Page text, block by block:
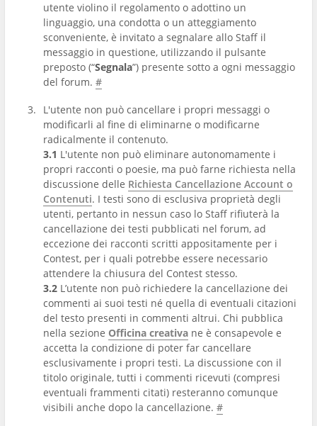
utente violino il regolamento o adottino un
linguaggio, una condotta o un atteggiamento
sconveniente, è invitato a segnalare allo Staff il
messaggio in questione, utilizzando il pulsante
preposto (“Segnala”) presente sotto a ogni messaggio
del forum. #
L'utente non può cancellare i propri messaggi o
modificarli al fine di eliminarne o modificarne
radicalmente il contenuto.
3.1 L'utente non può eliminare autonomamente i
propri racconti o poesie, ma può farne richiesta nella
discussione delle Richiesta Cancellazione Account o
Contenuti. I testi sono di esclusiva proprietà degli
utenti, pertanto in nessun caso lo Staff rifiuterà la
cancellazione dei testi pubblicati nel forum, ad
eccezione dei racconti scritti appositamente per i
Contest, per i quali potrebbe essere necessario
attendere la chiusura del Contest stesso.
3.2 L’utente non può richiedere la cancellazione dei
commenti ai suoi testi né quella di eventuali citazioni
del testo presenti in commenti altrui. Chi pubblica
nella sezione Officina creativa ne è consapevole e
accetta la condizione di poter far cancellare
esclusivamente i propri testi. La discussione con il
titolo originale, tutti i commenti ricevuti (compresi
eventuali frammenti citati) resteranno comunque
visibili anche dopo la cancellazione. #